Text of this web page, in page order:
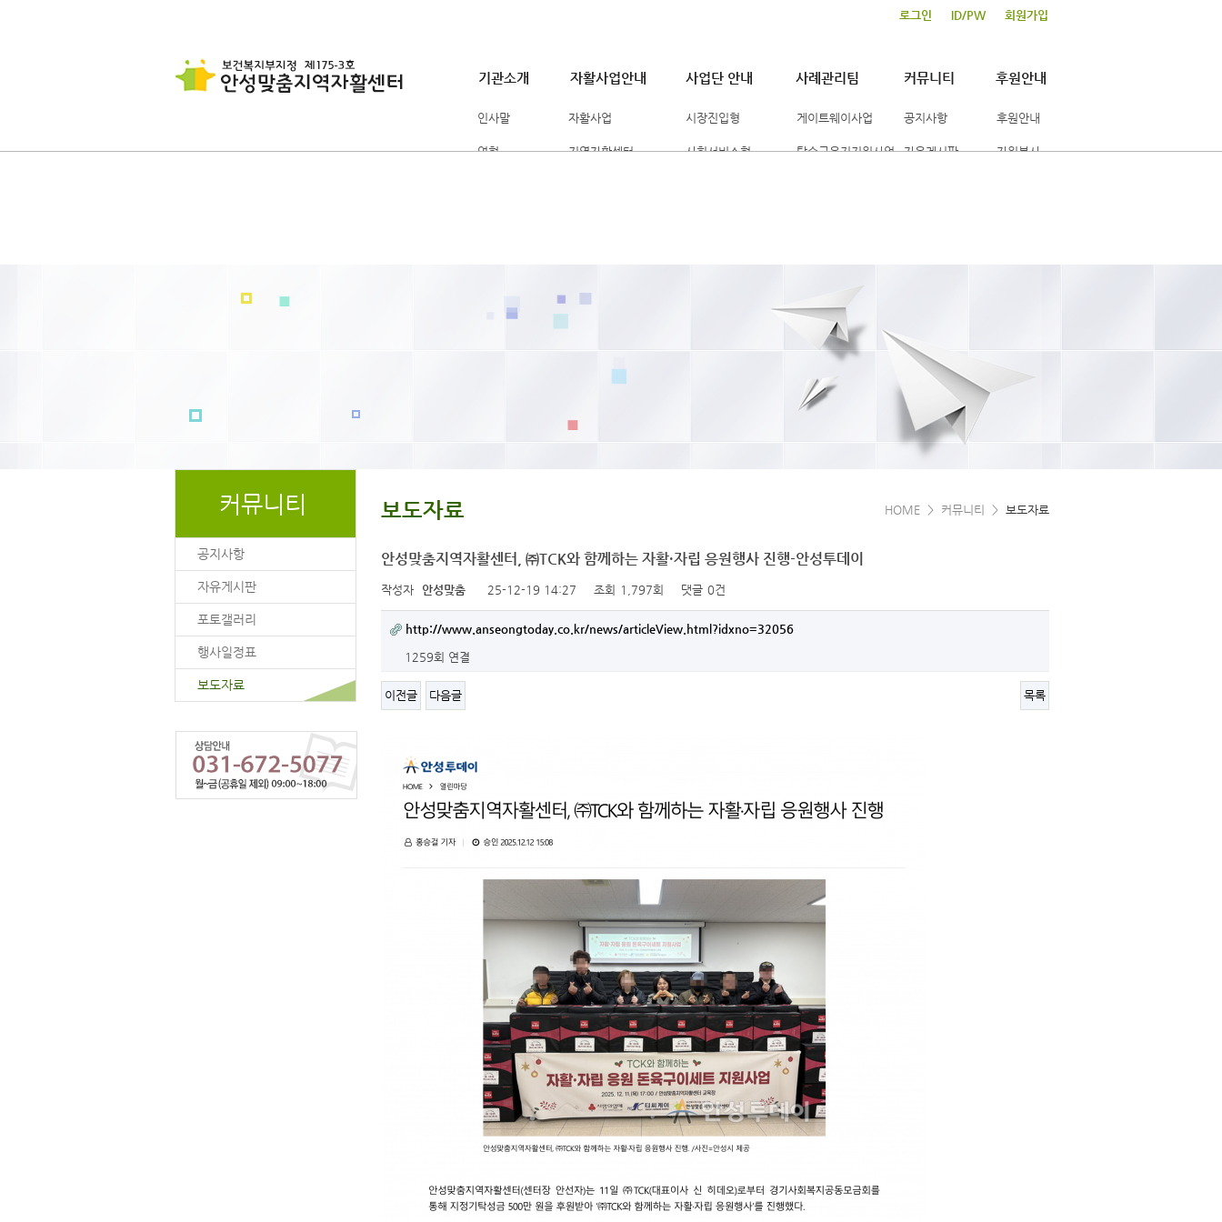
로그인 ID/PW 회원가입
기관소개 자활사업안내 사업단 안내 사례관리팀 커뮤니티 후원안내
인사말
연혁
자활사업
지역자활센터
시장진입형
사회서비스형
게이트웨이사업
탈수급유지지원사업
공지사항
자유게시판
후원안내
자원봉사
커뮤니티
공지사항
자유게시판
포토갤러리
행사일정표
보도자료
보도자료 HOME > 커뮤니티 > 보도자료
안성맞춤지역자활센터, ㈜TCK와 함께하는 자활·자립 응원행사 진행-안성투데이
작성자 안성맞춤 25-12-19 14:27 조회 1,797회 댓글 0건
http://www.anseongtoday.co.kr/news/articleView.html?idxno=32056
1259회 연결
이전글 다음글 목록